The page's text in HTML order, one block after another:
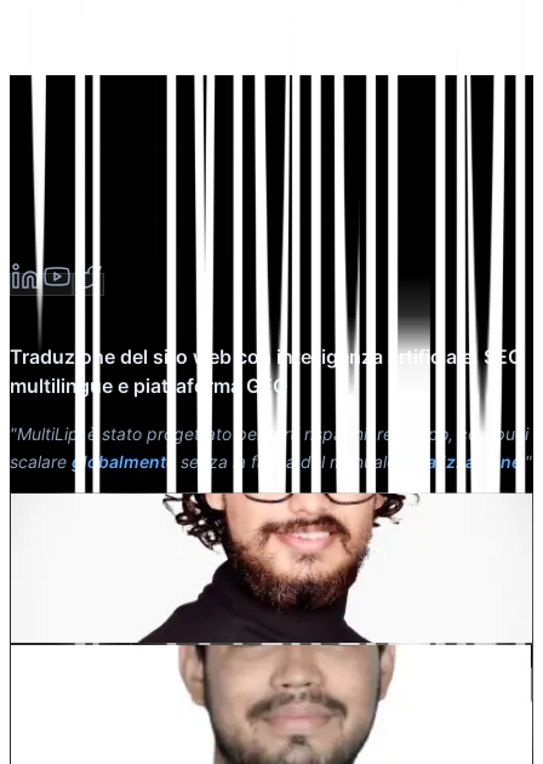
Traduzione del sito web con intelligenza artificiale, SEO
multilingue e piattaforma GEO
"MultiLipi è stato progettato per farti risparmiare tempo, così puoi
scalare globalmente senza la fatica del manuale localizzazione ."
Co-Fondatore @MultiLipi
Kunal Singh Shekhawat